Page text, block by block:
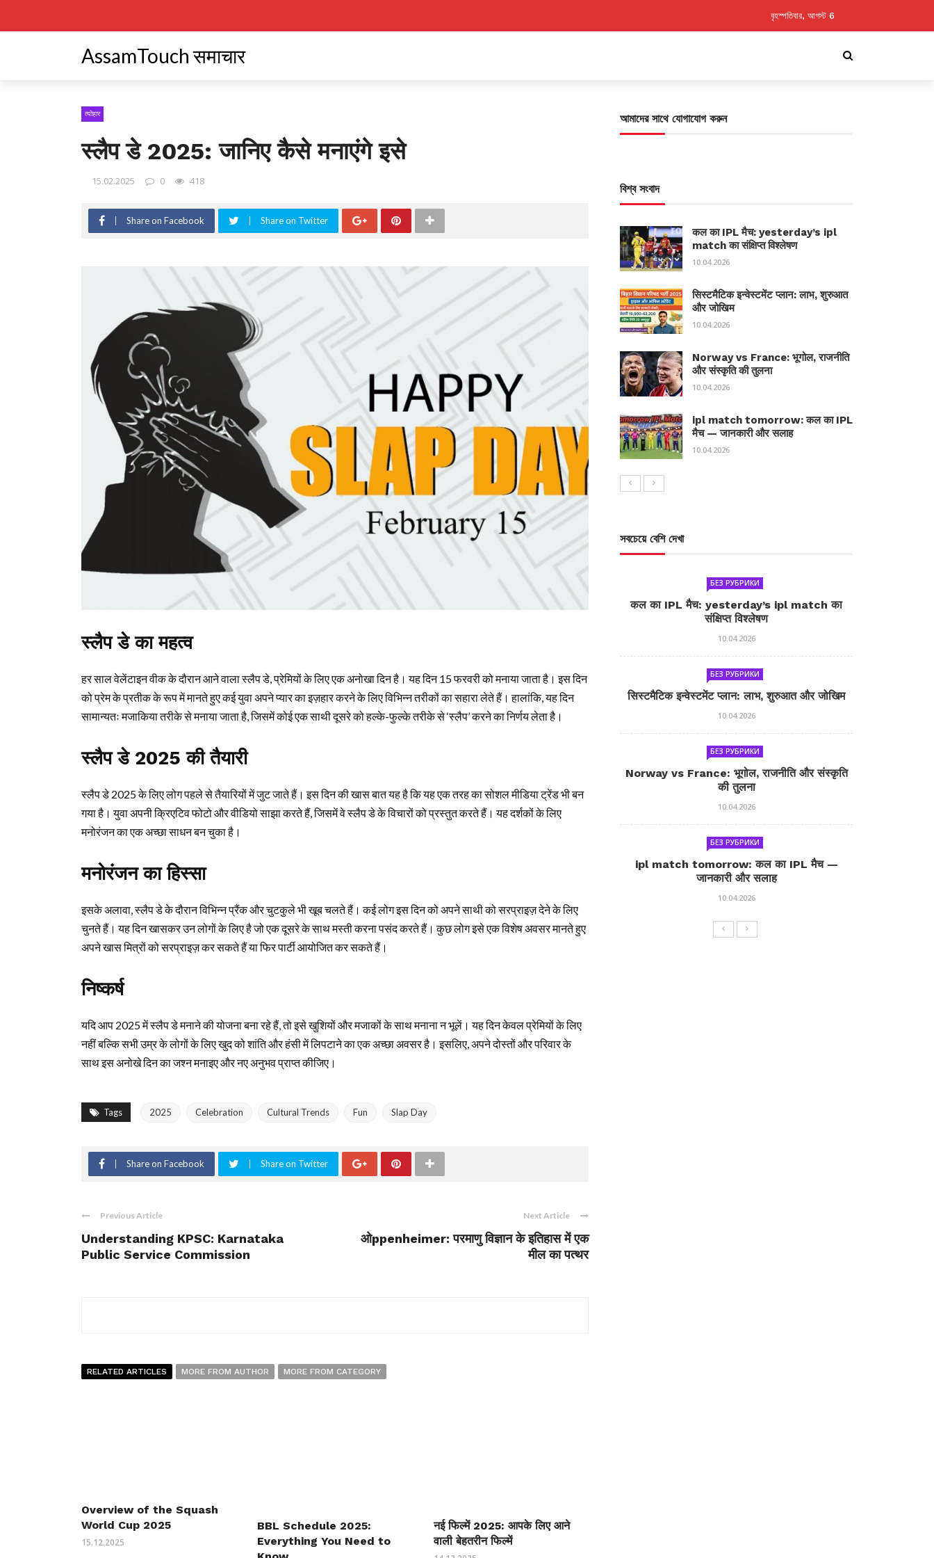
বৃহস্পতিবার, আগস্ট 6
AssamTouch समाचार
त्योहार
स्लैप डे 2025: जानिए कैसे मनाएंगे इसे
15.02.2025 0 418
Share on Facebook Share on Twitter
स्लैप डे का महत्व
हर साल वेलेंटाइन वीक के दौरान आने वाला स्लैप डे, प्रेमियों के लिए एक अनोखा दिन है। यह दिन 15 फरवरी को मनाया जाता है। इस दिन
को प्रेम के प्रतीक के रूप में मानते हुए कई युवा अपने प्यार का इज़हार करने के लिए विभिन्न तरीकों का सहारा लेते हैं। हालांकि, यह दिन
सामान्यतः मजाकिया तरीके से मनाया जाता है, जिसमें कोई एक साथी दूसरे को हल्के-फुल्के तरीके से ‘स्लैप’ करने का निर्णय लेता है।
स्लैप डे 2025 की तैयारी
स्लैप डे 2025 के लिए लोग पहले से तैयारियों में जुट जाते हैं। इस दिन की खास बात यह है कि यह एक तरह का सोशल मीडिया ट्रेंड भी बन
गया है। युवा अपनी क्रिएटिव फोटो और वीडियो साझा करते हैं, जिसमें वे स्लैप डे के विचारों को प्रस्तुत करते हैं। यह दर्शकों के लिए
मनोरंजन का एक अच्छा साधन बन चुका है।
मनोरंजन का हिस्सा
इसके अलावा, स्लैप डे के दौरान विभिन्न प्रैंक और चुटकुले भी खूब चलते हैं। कई लोग इस दिन को अपने साथी को सरप्राइज़ देने के लिए
चुनते हैं। यह दिन खासकर उन लोगों के लिए है जो एक दूसरे के साथ मस्ती करना पसंद करते हैं। कुछ लोग इसे एक विशेष अवसर मानते हुए
अपने खास मित्रों को सरप्राइज़ कर सकते हैं या फिर पार्टी आयोजित कर सकते हैं।
निष्कर्ष
यदि आप 2025 में स्लैप डे मनाने की योजना बना रहे हैं, तो इसे खुशियों और मजाकों के साथ मनाना न भूलें। यह दिन केवल प्रेमियों के लिए
नहीं बल्कि सभी उम्र के लोगों के लिए खुद को शांति और हंसी में लिपटाने का एक अच्छा अवसर है। इसलिए, अपने दोस्तों और परिवार के
साथ इस अनोखे दिन का जश्न मनाइए और नए अनुभव प्राप्त कीजिए।
Tags 2025 Celebration Cultural Trends Fun Slap Day
Share on Facebook Share on Twitter
Previous Article
Understanding KPSC: Karnataka
Public Service Commission
Next Article
ओppenheimer: परमाणु विज्ञान के इतिहास में एक
मील का पत्थर
RELATED ARTICLES MORE FROM AUTHOR MORE FROM CATEGORY
Overview of the Squash
World Cup 2025
15.12.2025
BBL Schedule 2025:
Everything You Need to
नई फिल्में 2025: आपके लिए आने
वाली बेहतरीन फिल्में
আমাদের সাথে যোগাযোগ করুন
বিশ্ব সংবাদ
कल का IPL मैच: yesterday’s ipl
match का संक्षिप्त विश्लेषण
10.04.2026
सिस्टमैटिक इन्वेस्टमेंट प्लान: लाभ, शुरुआत
और जोखिम
10.04.2026
Norway vs France: भूगोल, राजनीति
और संस्कृति की तुलना
10.04.2026
ipl match tomorrow: कल का IPL
मैच — जानकारी और सलाह
10.04.2026
সবচেয়ে বেশি দেখা
БЕЗ РУБРИКИ
कल का IPL मैच: yesterday’s ipl match का
संक्षिप्त विश्लेषण
10.04.2026
БЕЗ РУБРИКИ
सिस्टमैटिक इन्वेस्टमेंट प्लान: लाभ, शुरुआत और जोखिम
10.04.2026
БЕЗ РУБРИКИ
Norway vs France: भूगोल, राजनीति और संस्कृति
की तुलना
10.04.2026
БЕЗ РУБРИКИ
ipl match tomorrow: कल का IPL मैच —
जानकारी और सलाह
10.04.2026